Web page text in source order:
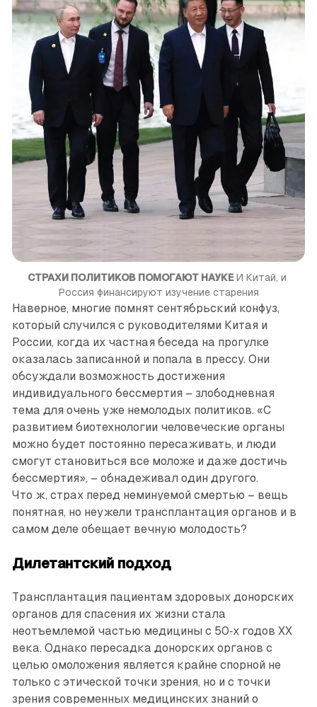
СТРАХИ ПОЛИТИКОВ ПОМОГАЮТ НАУКЕ И Китай, и
Россия финансируют изучение старения
Наверное, многие помнят сентябрьский конфуз,
который случился с руководителями Китая и
России, когда их частная беседа на прогулке
оказалась записанной и попала в прессу. Они
обсуждали возможность достижения
индивидуального бессмертия – злободневная
тема для очень уже немолодых политиков. «С
развитием биотехнологии человеческие органы
можно будет постоянно пересаживать, и люди
смогут становиться все моложе и даже достичь
бессмертия», – обнадеживал один другого.
Что ж, страх перед неминуемой смертью – вещь
понятная, но неужели трансплантация органов и в
самом деле обещает вечную молодость?
Дилетантский подход
Трансплантация пациентам здоровых донорских
органов для спасения их жизни стала
неотъемлемой частью медицины с 50‑х годов XX
века. Однако пересадка донорских органов с
целью омоложения является крайне спорной не
только с этической точки зрения, но и с точки
зрения современных медицинских знаний о